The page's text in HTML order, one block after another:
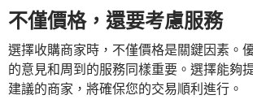
不僅價格，還要考慮服務
選擇收購商家時，不僅價格是關鍵因素。
的意見和周到的服務同樣重要。選擇能夠
建議的商家，將確保您的交易順利進行。